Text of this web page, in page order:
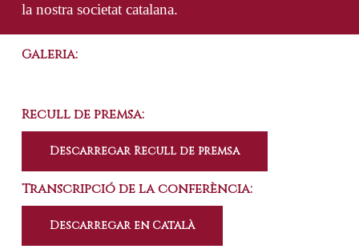
la nostra societat catalana.
Galeria:
Recull de premsa:
Descarregar Recull de premsa
Transcripció de la conferència:
Descarregar en Català